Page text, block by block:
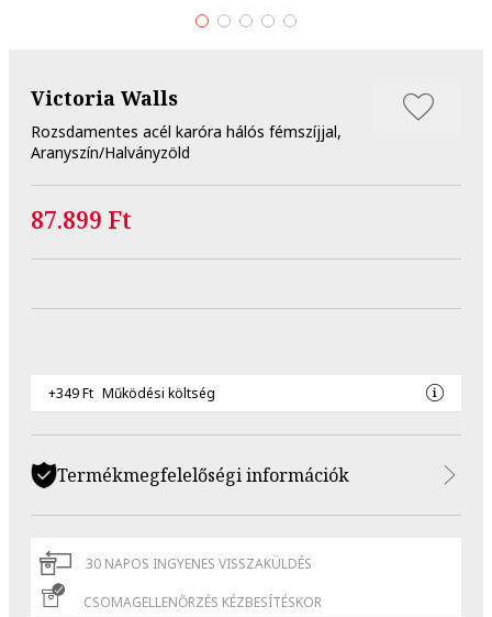
Victoria Walls
Rozsdamentes acél karóra hálós fémszíjjal,
Aranyszín/Halványzöld
87.899 Ft
+349 Ft Működési költség
Termékmegfelelőségi információk
30 NAPOS INGYENES VISSZAKÜLDÉS
CSOMAGELLENŐRZÉS KÉZBESÍTÉSKOR